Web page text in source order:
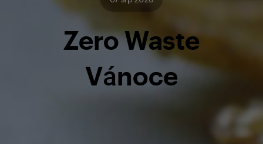
Zero Waste
Vánoce